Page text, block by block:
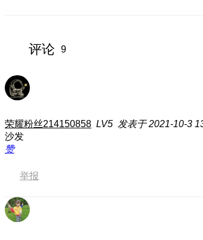
评论 9
荣耀粉丝214150858 LV5 发表于 2021-10-3
沙发
赞
举报